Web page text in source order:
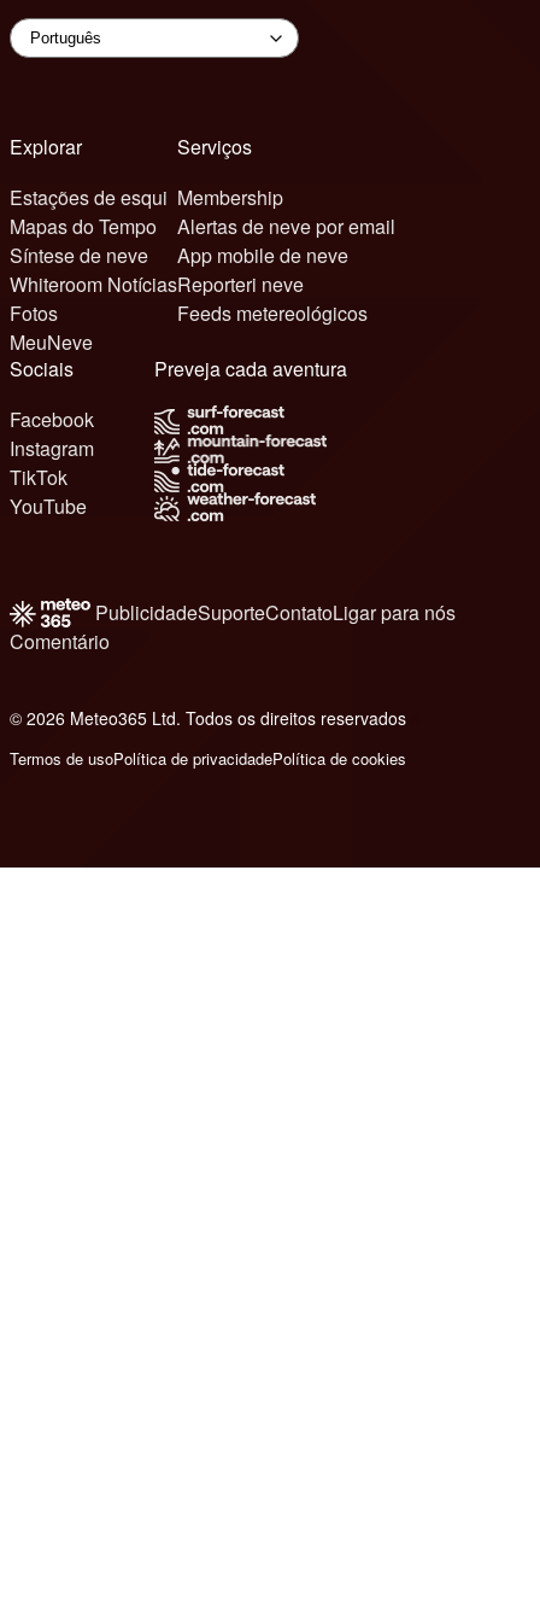
Explorar
Estações de esqui
Mapas do Tempo
Síntese de neve
Whiteroom Notícias
Fotos
MeuNeve
Serviços
Membership
Alertas de neve por email
App mobile de neve
Reporteri neve
Feeds metereológicos
Sociais
Facebook
Instagram
TikTok
YouTube
Preveja cada aventura
PublicidadeSuporteContatoLigar para nós
Comentário
© 2026 Meteo365 Ltd. Todos os direitos reservados
Termos de usoPolítica de privacidadePolítica de cookies